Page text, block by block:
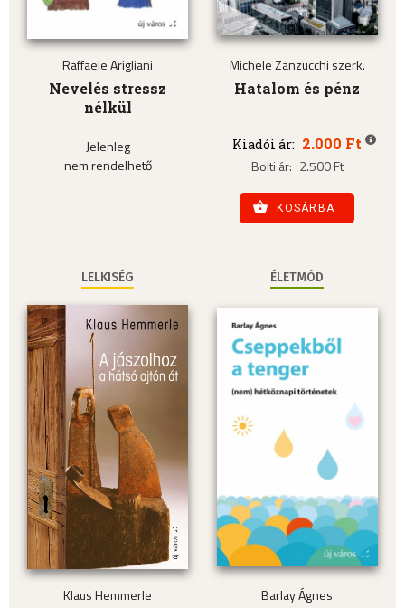
Raffaele Arigliani
Nevelés stressz
nélkül
Jelenleg
nem rendelhető
Michele Zanzucchi szerk.
Hatalom és pénz
Kiadói ár: 2.000 Ft
Bolti ár: 2.500 Ft
KOSÁRBA
LELKISÉG
Klaus Hemmerle
ÉLETMÓD
Barlay Ágnes